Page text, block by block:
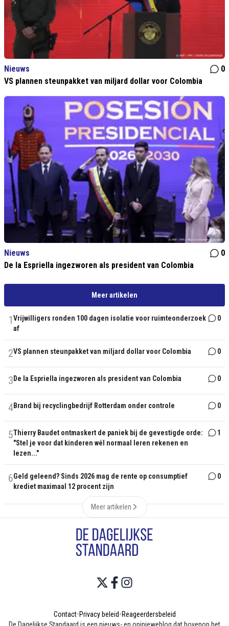
Nieuws
0
VS plannen steunpakket van miljard dollar voor Colombia
Nieuws
0
De la Espriella ingezworen als president van Colombia
Meer artikelen
1Vrijwilligers ronden 100 dagen isolatie voor ruimteonderzoek
af
0
2VS plannen steunpakket van miljard dollar voor Colombia 0
3 De la Espriella ingezworen als president van Colombia 0
4Brand bij recyclingbedrijf Rotterdam onder controle 0
5Thierry Baudet ontmaskert de paniek bij de gevestigde orde:
"Stel je voor dat kinderen wél normaal leren rekenen en
lezen..."
1
6Geld geleend? Sinds 2026 mag de rente op consumptief
krediet maximaal 12 procent zijn
0
Meer artikelen
Contact•Privacy beleid•Reageerdersbeleid